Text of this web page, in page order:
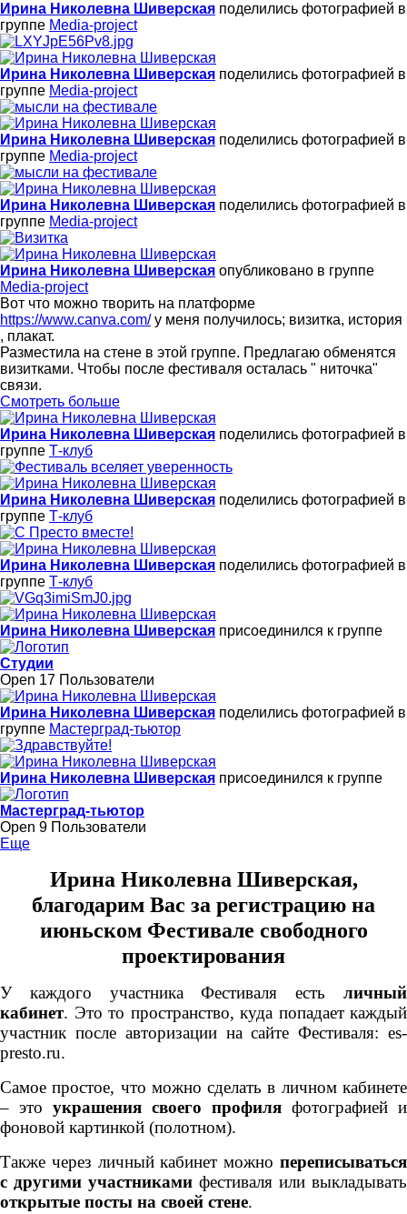
Ирина Николевна Шиверская поделились фотографией в
группе Media-project
Ирина Николевна Шиверская поделились фотографией в
группе Media-project
Ирина Николевна Шиверская поделились фотографией в
группе Media-project
Ирина Николевна Шиверская поделились фотографией в
группе Media-project
Ирина Николевна Шиверская опубликовано в группе
Media-project
Вот что можно творить на платформе
https://www.canva.com/у меня получилось; визитка, история
, плакат.
Разместила на стене в этой группе. Предлагаю обменятся
визитками. Чтобы после фестиваля осталась " ниточка"
связи.
Смотреть больше
Ирина Николевна Шиверская поделились фотографией в
группе Т-клуб
Ирина Николевна Шиверская поделились фотографией в
группе Т-клуб
Ирина Николевна Шиверская поделились фотографией в
группе Т-клуб
Ирина Николевна Шиверская присоединился к группе
Студии
Open 17 Пользователи
Ирина Николевна Шиверская поделились фотографией в
группе Мастерград-тьютор
Ирина Николевна Шиверская присоединился к группе
Мастерград-тьютор
Open 9 Пользователи
Еще
Ирина Николевна Шиверская,
благодарим Вас за регистрацию на
июньском Фестивале свободного
проектирования
У каждого участника Фестиваля есть личный
кабинет. Это то пространство, куда попадает каждый
участник после авторизации на сайте Фестиваля: es-
presto.ru.
Самое простое, что можно сделать в личном кабинете
– это украшения своего профиля фотографией и
фоновой картинкой (полотном).
Также через личный кабинет можно переписываться
с другими участниками фестиваля или выкладывать
открытые посты на своей стене.